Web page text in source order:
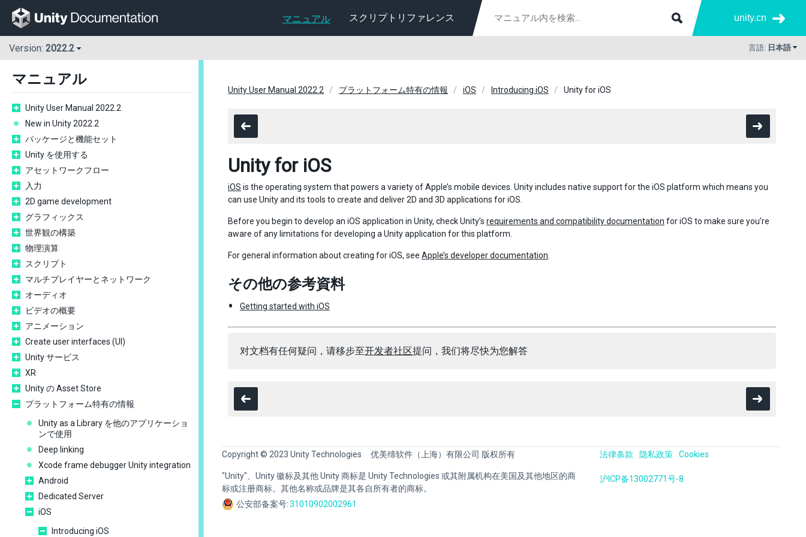
マニュアル スクリプトリファレンス unity.cn
Version: 2022.2 言語: 日本語
マニュアル
Unity User Manual 2022.2
New in Unity 2022.2
パッケージと機能セット
Unity を使用する
アセットワークフロー
入力
2D game development
グラフィックス
世界観の構築
物理演算
スクリプト
マルチプレイヤーとネットワーク
オーディオ
ビデオの概要
アニメーション
Create user interfaces (UI)
Unity サービス
XR
Unity の Asset Store
プラットフォーム特有の情報
Unity as a Library を他のアプリケーショ
ンで使用
Deep linking
Xcode frame debugger Unity integration
Android
Dedicated Server
iOS
Introducing iOS
Unity User Manual 2022.2 プラットフォーム特有の情報 iOS Introducing iOS Unity for iOS
Unity for iOS
iOS is the operating system that powers a variety of Apple’s mobile devices. Unity includes native support for the iOS platform which means you
can use Unity and its tools to create and deliver 2D and 3D applications for iOS.
Before you begin to develop an iOS application in Unity, check Unity’s requirements and compatibility documentation for iOS to make sure you’re
aware of any limitations for developing a Unity application for this platform.
For general information about creating for iOS, see Apple’s developer documentation
その他の参考資料
Getting started with iOS
对文档有任何疑问，请移步至开发者社区提问，我们将尽快为您解答
Copyright © 2023 Unity Technologies 优美缔软件（上海）有限公司 版权所有
"Unity"、Unity 徽标及其他 Unity 商标是 Unity Technologies 或其附属机构在美国及其他地区的商
标或注册商标。其他名称或品牌是其各自所有者的商标。
公安部备案号:31010902002961
法律条款 隐私政策 Cookies
沪ICP备13002771号-8